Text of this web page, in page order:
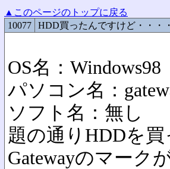
▲このページのトップに戻る
10077
HDD買ったんですけど・・・・
OS名：Windows98
パソコン名：
ソフト名：無し
題の通りHDDを
Gatewayのマーク